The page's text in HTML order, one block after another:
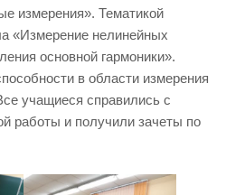
измерения». Тематикой
«Измерение нелинейных
основной гармоники».
в области измерения
учащиеся справились с
работы и получили зачеты по